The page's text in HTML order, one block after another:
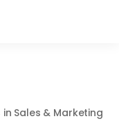
Sales & Marketing